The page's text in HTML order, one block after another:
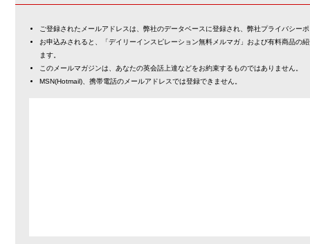
ご登録されたメールアドレスは、弊社のデータベースに登録され、弊社プライバシー
お申込みされると、「デイリーインスピレーション無料メルマガ」および有料商品の
ます。
このメールマガジンは、あなたの英会話上達などをお約束するものではありません。
MSN(Hotmail)、携帯電話のメールアドレスでは登録できません。